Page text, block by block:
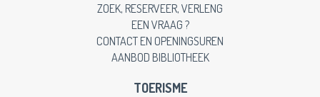
ZOEK, RESERVEER, VERLENG
EEN VRAAG ?
CONTACT EN OPENINGSUREN
AANBOD BIBLIOTHEEK
TOERISME